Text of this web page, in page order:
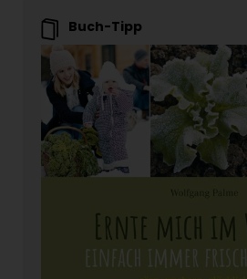
Buch-Tipp